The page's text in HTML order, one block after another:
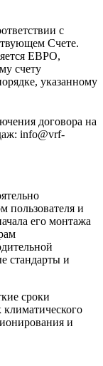
с
Счете.
ЕВРО,
cчету
указанному
договора на
info@vrf-
пользователя и
его монтажа
стандарты и
сроки
климатического
и